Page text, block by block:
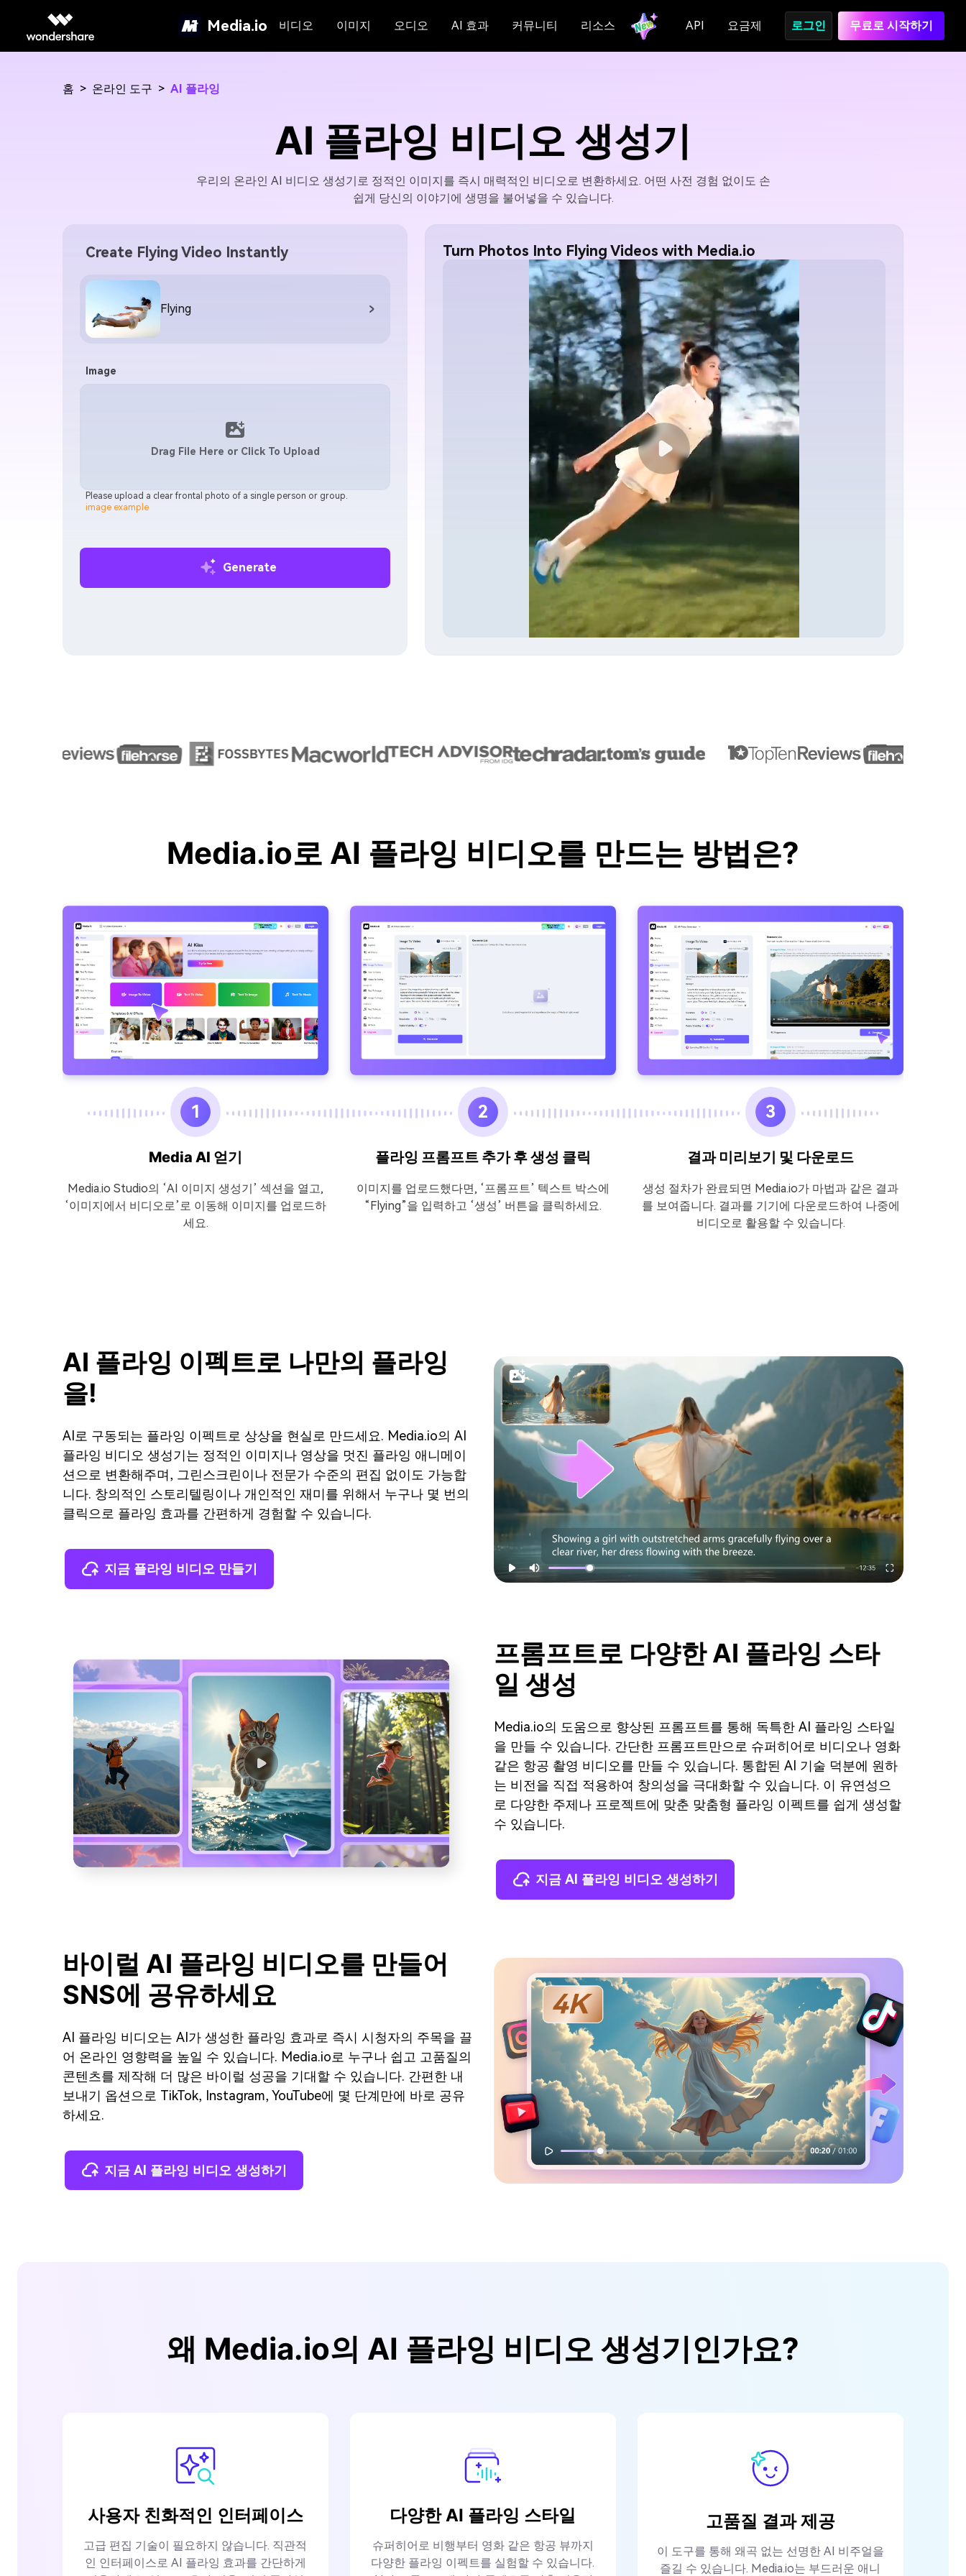
Media.io 비디오 이미지 오디오 AI 효과 커뮤니티 리소스 API 요금제 로그인 무료로 시작하기
홈 > 온라인 도구 > AI 플라잉
AI 플라잉 비디오 생성기
우리의 온라인 AI 비디오 생성기로 정적인 이미지를 즉시 매력적인 비디오로 변환하세요. 어떤 사전 경험 없이도 손
쉽게 당신의 이야기에 생명을 불어넣을 수 있습니다.
Create Flying Video Instantly
Flying
Image
Drag File Here or Click To Upload
Please upload a clear frontal photo of a single person or group.
image example
Generate
Turn Photos Into Flying Videos with Media.io
Media.io로 AI 플라잉 비디오를 만드는 방법은?
1
Media AI 얻기
Media.io Studio의 ‘AI 이미지 생성기’ 섹션을 열고,
‘이미지에서 비디오로’로 이동해 이미지를 업로드하
세요.
2
플라잉 프롬프트 추가 후 생성 클릭
이미지를 업로드했다면, ‘프롬프트’ 텍스트 박스에
“Flying”을 입력하고 ‘생성’ 버튼을 클릭하세요.
3
결과 미리보기 및 다운로드
생성 절차가 완료되면 Media.io가 마법과 같은 결과
를 보여줍니다. 결과를 기기에 다운로드하여 나중에
비디오로 활용할 수 있습니다.
AI 플라잉 이펙트로 나만의 플라잉
을!
AI로 구동되는 플라잉 이펙트로 상상을 현실로 만드세요. Media.io의 AI
플라잉 비디오 생성기는 정적인 이미지나 영상을 멋진 플라잉 애니메이
션으로 변환해주며, 그린스크린이나 전문가 수준의 편집 없이도 가능합
니다. 창의적인 스토리텔링이나 개인적인 재미를 위해서 누구나 몇 번의
클릭으로 플라잉 효과를 간편하게 경험할 수 있습니다.
지금 플라잉 비디오 만들기
프롬프트로 다양한 AI 플라잉 스타
일 생성
Media.io의 도움으로 향상된 프롬프트를 통해 독특한 AI 플라잉 스타일
을 만들 수 있습니다. 간단한 프롬프트만으로 슈퍼히어로 비디오나 영화
같은 항공 촬영 비디오를 만들 수 있습니다. 통합된 AI 기술 덕분에 원하
는 비전을 직접 적용하여 창의성을 극대화할 수 있습니다. 이 유연성으
로 다양한 주제나 프로젝트에 맞춘 맞춤형 플라잉 이펙트를 쉽게 생성할
수 있습니다.
지금 AI 플라잉 비디오 생성하기
바이럴 AI 플라잉 비디오를 만들어
SNS에 공유하세요
AI 플라잉 비디오는 AI가 생성한 플라잉 효과로 즉시 시청자의 주목을 끌
어 온라인 영향력을 높일 수 있습니다. Media.io로 누구나 쉽고 고품질의
콘텐츠를 제작해 더 많은 바이럴 성공을 기대할 수 있습니다. 간편한 내
보내기 옵션으로 TikTok, Instagram, YouTube에 몇 단계만에 바로 공유
하세요.
지금 AI 플라잉 비디오 생성하기
왜 Media.io의 AI 플라잉 비디오 생성기인가요?
사용자 친화적인 인터페이스
고급 편집 기술이 필요하지 않습니다. 직관적
인 인터페이스로 AI 플라잉 효과를 간단하게
다양한 AI 플라잉 스타일
슈퍼히어로 비행부터 영화 같은 항공 뷰까지
다양한 플라잉 이펙트를 실험할 수 있습니다.
고품질 결과 제공
이 도구를 통해 왜곡 없는 선명한 AI 비주얼을
즐길 수 있습니다. Media.io는 부드러운 애니